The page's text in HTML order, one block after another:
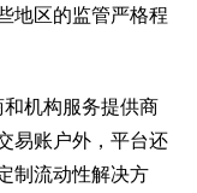
地区的监管严格程
机构服务提供商
易账户外，平台还
制流动性解决方